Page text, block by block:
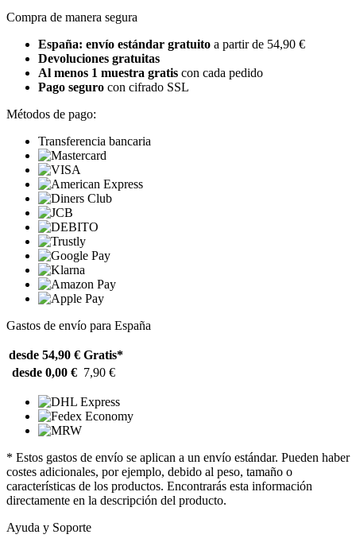
Compra de manera segura
España: envío estándar gratuito a partir de 54,90 €
Devoluciones gratuitas
Al menos 1 muestra gratis con cada pedido
Pago seguro con cifrado SSL
Métodos de pago:
Transferencia bancaria
Gastos de envío para España
desde 54,90 € Gratis*
desde 0,00 € 7,90 €
* Estos gastos de envío se aplican a un envío estándar. Pueden haber
costes adicionales, por ejemplo, debido al peso, tamaño o
características de los productos. Encontrarás esta información
directamente en la descripción del producto.
Ayuda y Soporte